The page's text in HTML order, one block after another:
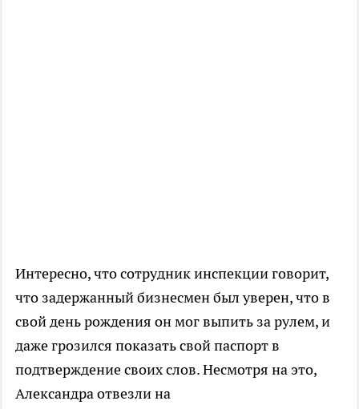
Интересно, что сотрудник инспекции говорит,
что задержанный бизнесмен был уверен, что в
свой день рождения он мог выпить за рулем, и
даже грозился показать свой паспорт в
подтверждение своих слов. Несмотря на это,
Александра отвезли на